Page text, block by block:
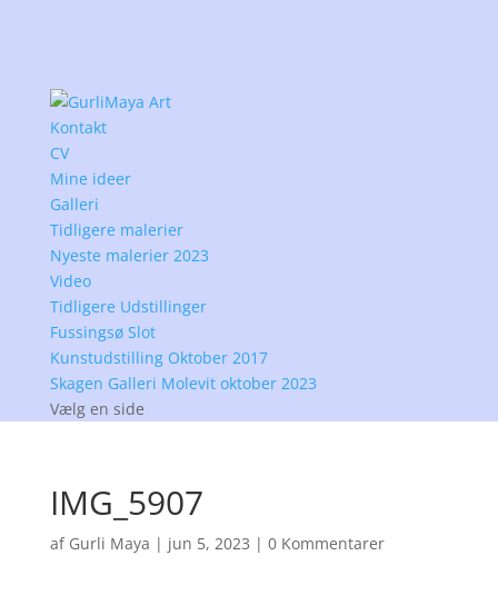
Kontakt
CV
Mine ideer
Galleri
Tidligere malerier
Nyeste malerier 2023
Video
Tidligere Udstillinger
Fussingsø Slot
Kunstudstilling Oktober 2017
Skagen Galleri Molevit oktober 2023
Vælg en side
IMG_5907
af Gurli Maya | jun 5, 2023 | 0 Kommentarer